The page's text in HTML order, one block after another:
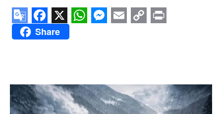
GoogleFacebook
X
Share